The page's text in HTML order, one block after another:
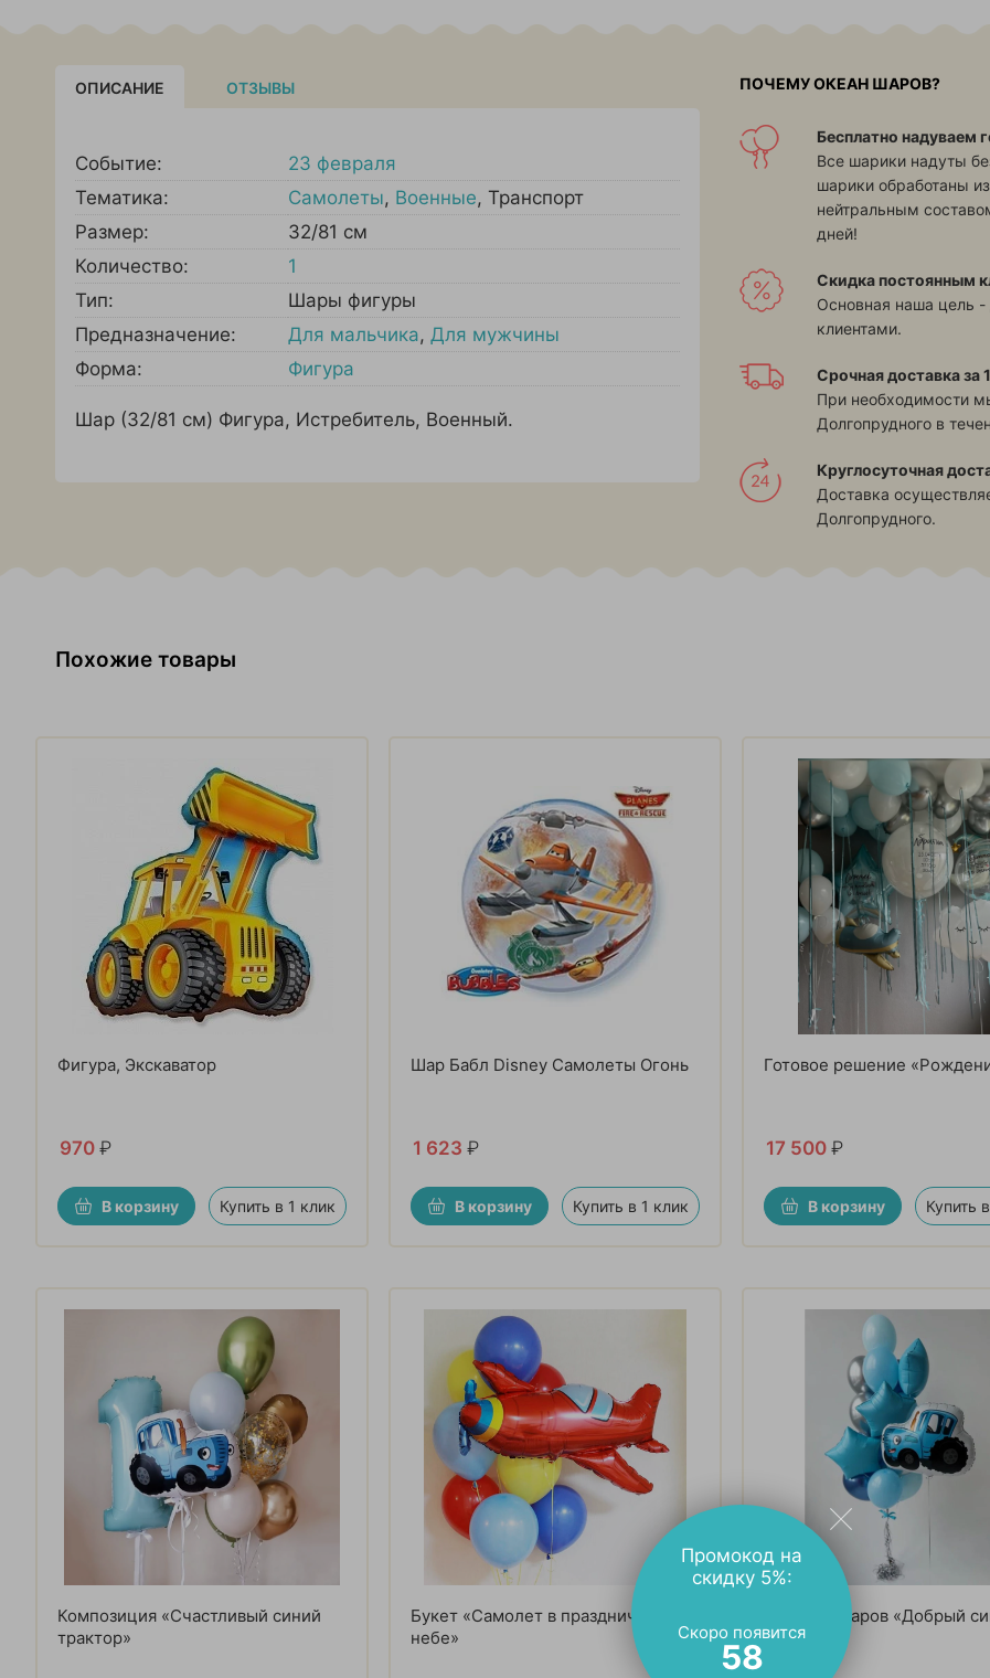
ОПИСАНИЕ ОТЗЫВЫ
Событие:
23 февраля
Тематика:
Самолеты, Военные, Транспорт
Размер:
32/81 см
Количество:
1
Тип:
Шары фигуры
Предназначение:
Для мальчика, Для мужчины
Форма:
Фигура
Шар (32/81 см) Фигура, Истребитель, Военный.
ПОЧЕМУ ОКЕАН ШАРОВ?
Бесплатно надуваем
Все шарики надуты
шарики обработаны
нейтральным
дней!
Скидка постоянным
Основная наша цель -
клиентами.
Срочная доставка за
При необходимости
Долгопрудного в
Круглосуточная
Доставка
Долгопрудного.
Похожие товары
Фигура, Экскаватор
970 ₽
В корзину Купить в 1 клик
Шар Бабл Disney Самолеты Огонь
1 623 ₽
В корзину Купить в 1 клик
Готовое решение
17 500 ₽
В корзину Купить
Композиция «Счастливый синий
трактор»
Букет «Самолет в праздничном
небе»
Букет из шаров «Добрый
трактор»
Промокод на
скидку 5%:
Скоро появится
56